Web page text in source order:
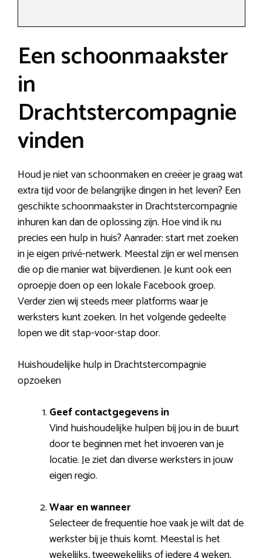
Een schoonmaakster
in
Drachtstercompagnie
vinden
Houd je niet van schoonmaken en creëer je graag wat
extra tijd voor de belangrijke dingen in het leven? Een
geschikte schoonmaakster in Drachtstercompagnie
inhuren kan dan de oplossing zijn. Hoe vind ik nu
precies een hulp in huis? Aanrader: start met zoeken
in je eigen privé-netwerk. Meestal zijn er wel mensen
die op die manier wat bijverdienen. Je kunt ook een
oproepje doen op een lokale Facebook groep.
Verder zien wij steeds meer platforms waar je
werksters kunt zoeken. In het volgende gedeelte
lopen we dit stap-voor-stap door.
Huishoudelijke hulp in Drachtstercompagnie
opzoeken
Geef contactgegevens in
Vind huishoudelijke hulpen bij jou in de buurt
door te beginnen met het invoeren van je
locatie. Je ziet dan diverse werksters in jouw
eigen regio.
Waar en wanneer
Selecteer de frequentie hoe vaak je wilt dat de
werkster bij je thuis komt. Meestal is het